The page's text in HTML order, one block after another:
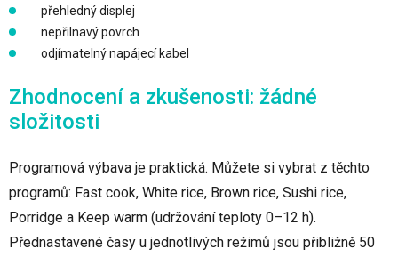
přehledný displej
nepřilnavý povrch
odjímatelný napájecí kabel
Zhodnocení a zkušenosti: žádné
složitosti
Programová výbava je praktická. Můžete si vybrat z těchto
programů: Fast cook, White rice, Brown rice, Sushi rice,
Porridge a Keep warm (udržování teploty 0–12 h).
Přednastavené časy u jednotlivých režimů jsou přibližně 50